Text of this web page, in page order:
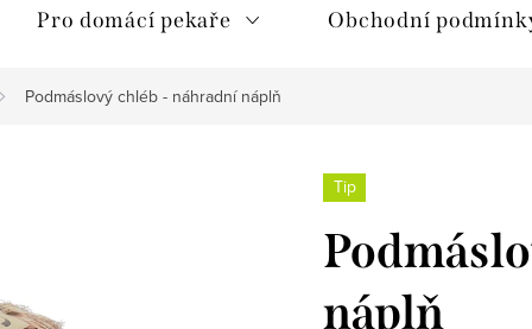
Pro domácí pekaře Obchodní
Podmáslový chléb - náhradní náplň
Tip
náplň